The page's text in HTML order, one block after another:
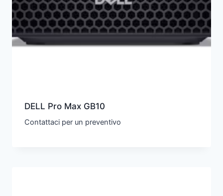
DELL Pro Max GB10
Contattaci per un preventivo